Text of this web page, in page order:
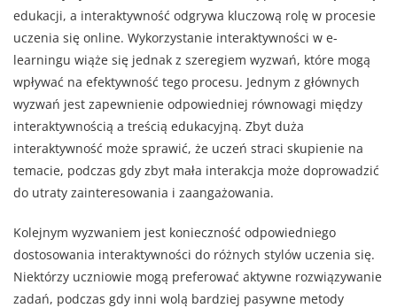
edukacji, a interaktywność odgrywa kluczową rolę w procesie
uczenia się online. Wykorzystanie interaktywności w e-
learningu wiąże się jednak z szeregiem wyzwań, które mogą
wpływać na efektywność tego procesu. Jednym z głównych
wyzwań jest zapewnienie odpowiedniej równowagi między
interaktywnością a treścią edukacyjną. Zbyt duża
interaktywność może sprawić, że uczeń straci skupienie na
temacie, podczas gdy zbyt mała interakcja może doprowadzić
do utraty zainteresowania i zaangażowania.
Kolejnym wyzwaniem jest konieczność odpowiedniego
dostosowania interaktywności do różnych stylów uczenia się.
Niektórzy uczniowie mogą preferować aktywne rozwiązywanie
zadań, podczas gdy inni wolą bardziej pasywne metody